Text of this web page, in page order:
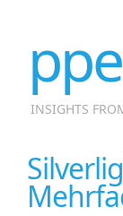
INSIGHTS